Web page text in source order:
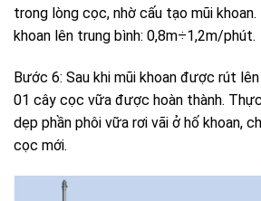
trong lòng cọc, nhờ cấu tạo mũi
khoan lên trung bình: 0,8m÷1,2m/phút.
Bước 6: Sau khi mũi khoan được rút
01 cây cọc vữa được hoàn thành.
dẹp phần phôi vữa rơi vãi ở hố khoan,
cọc mới.